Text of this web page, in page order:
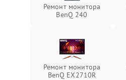
Ремонт монитора
BenQ 240
Ремонт монитора
BenQ EX2710R